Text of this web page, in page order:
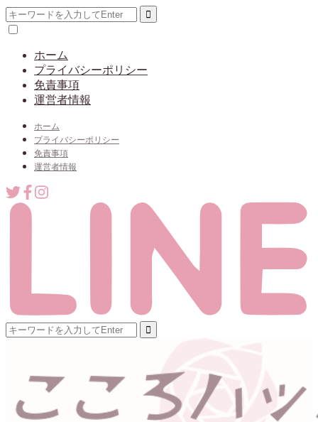
ホーム
プライバシーポリシー
免責事項
運営者情報
ホーム
プライバシーポリシー
免責事項
運営者情報